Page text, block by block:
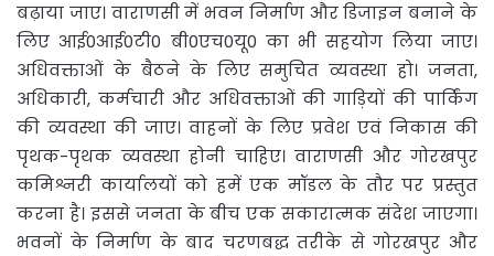
बढ़ाया जाए। वाराणसी में भवन निर्माण और डिजाइन बनाने के
लिए आई0आई0टी0 बी0एच0यू0 का भी सहयोग लिया जाए।
अधिवक्ताओं के बैठने के लिए समुचित व्यवस्था हो। जनता,
अधिकारी, कर्मचारी और अधिवक्ताओं की गाड़ियों की पार्किंग
की व्यवस्था की जाए। वाहनों के लिए प्रवेश एवं निकास की
पृथक-पृथक व्यवस्था होनी चाहिए। वाराणसी और गोरखपुर
कमिश्नरी कार्यालयों को हमें एक मॉडल के तौर पर प्रस्तुत
करना है। इससे जनता के बीच एक सकारात्मक संदेश जाएगा।
भवनों के निर्माण के बाद चरणबद्ध तरीके से गोरखपुर और